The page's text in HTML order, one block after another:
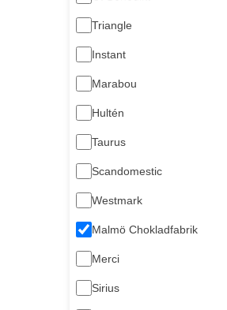
Triangle
Instant
Marabou
Hultén
Taurus
Scandomestic
Westmark
Malmö Chokladfabrik
Merci
Sirius